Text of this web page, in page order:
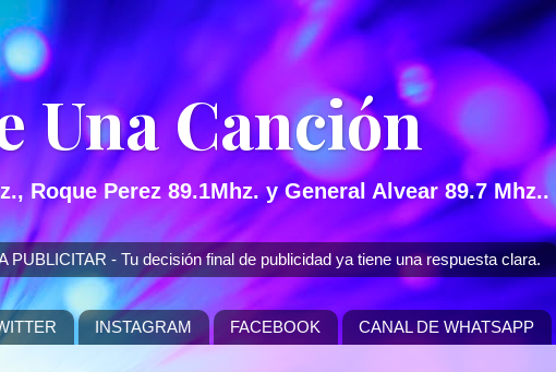
Una Canción
Roque Perez 89.1Mhz. y General Alvear 89.7 Mhz..
- Tu decisión final de publicidad ya tiene una respuesta clara.
INSTAGRAM FACEBOOK CANAL DE WHATSAPP